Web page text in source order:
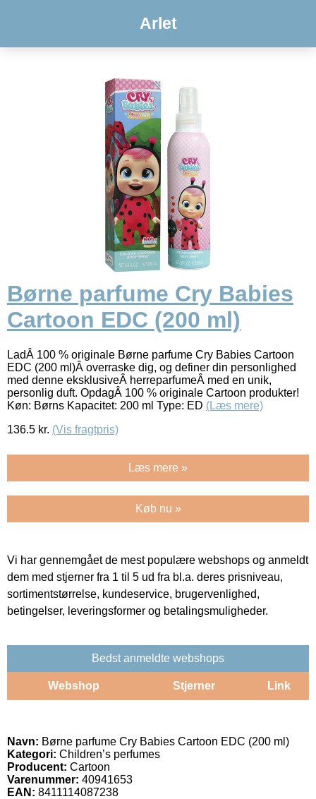
Arlet
Børne parfume Cry Babies
Cartoon EDC (200 ml)
LadÂ 100 % originale Børne parfume Cry Babies Cartoon
EDC (200 ml)Â overraske dig, og definer din personlighed
med denne eksklusiveÂ herreparfumeÂ med en unik,
personlig duft. OpdagÂ 100 % originale Cartoon produkter!
Køn: Børns Kapacitet: 200 ml Type: ED (Læs mere)
136.5 kr. (Vis fragtpris)
Læs mere »
Køb nu »
Vi har gennemgået de mest populære webshops og anmeldt
dem med stjerner fra 1 til 5 ud fra bl.a. deres prisniveau,
sortimentstørrelse, kundeservice, brugervenlighed,
betingelser, leveringsformer og betalingsmuligheder.
Bedst anmeldte webshops
Webshop Stjerner Link
Navn: Børne parfume Cry Babies Cartoon EDC (200 ml)
Kategori: Children’s perfumes
Producent: Cartoon
Varenummer: 40941653
EAN: 8411114087238